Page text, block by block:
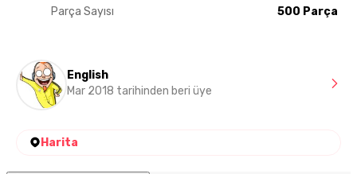
Parça Sayısı 500 Parça
English
Mar 2018 tarihinden beri üye
Harita